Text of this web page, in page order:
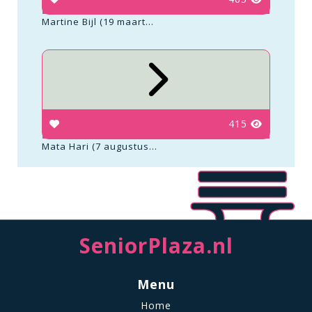
Martine Bijl (19 maart...
415
Mata Hari (7 augustus...
SeniorPlaza.nl
Menu
Home